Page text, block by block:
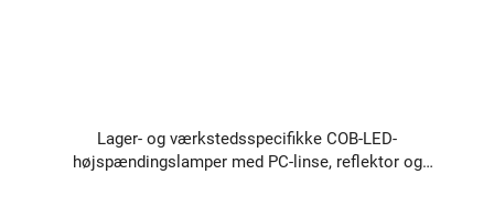
Lager- og værkstedsspecifikke COB-LED-
højspændingslamper med PC-linse, reflektor og